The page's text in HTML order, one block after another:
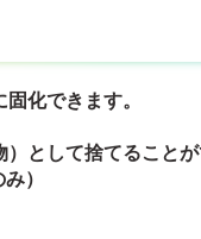
化できます。
として捨てること
）